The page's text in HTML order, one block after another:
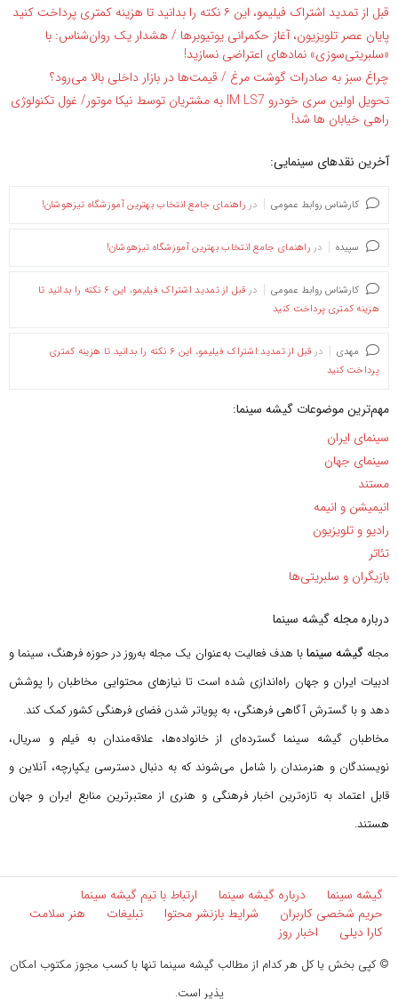
قبل از تمدید اشتراک فیلیمو، این ۶ نکته را بدانید تا هزینه کمتری پرداخت کنید
پایان عصر تلویزیون، آغاز حکمرانی یوتیوبرها / هشدار یک روان‌شناس: با
«سلبریتی‌سوزی» نمادهای اعتراضی نسازید!
چراغ سبز به صادرات گوشت مرغ / قیمت‌ها در بازار داخلی بالا می‌رود؟
تحویل اولین سری خودرو IM LS7 به مشتریان توسط نیکا موتور/ غول تکنولوژی
راهی خیابان ها شد!
آخرین نقدهای سینمایی:
کارشناس روابط عمومی در راهنمای جامع انتخاب بهترین آموزشگاه تیزهوشان!
سپیده در راهنمای جامع انتخاب بهترین آموزشگاه تیزهوشان!
کارشناس روابط عمومی در
قبل از تمدید اشتراک فیلیمو، این ۶ نکته را بدانید تا
هزینه کمتری پرداخت کنید
مهدی در
قبل از تمدید اشتراک فیلیمو، این ۶ نکته را بدانید تا هزینه کمتری
پرداخت کنید
مهم‌ترین موضوعات گیشه سینما:
سینمای ایران
سینمای جهان
مستند
انیمیشن و انیمه
رادیو و تلویزیون
تئاتر
بازیگران و سلبریتی‌ها
درباره مجله گیشه سینما
مجلهگیشه سینمابا هدف فعالیت به‌عنوان یک مجله به‌روز در حوزه فرهنگ، سینما و
ادبیات ایران و جهان راه‌اندازی شده است تا نیازهای محتوایی مخاطبان را پوشش
دهد و با گسترش آگاهی فرهنگی، به پویاتر شدن فضای فرهنگی کشور کمک کند.
مخاطبان گیشه سینما گسترده‌ای از خانواده‌ها، علاقه‌مندان به فیلم و سریال،
نویسندگان و هنرمندان را شامل می‌شوند که به دنبال دسترسی یکپارچه، آنلاین و
قابل اعتماد به تازه‌ترین اخبار فرهنگی و هنری از معتبرترین منابع ایران و جهان
هستند.
گیشه سینما درباره گیشه سینما
ارتباط با تیم گیشه سینما
حریم شخصی کاربران
شرایط بازنشر محتوا تبلیغات
هنر سلامت
کارا دیلی
اخبار روز
© کپی بخش یا کل هر کدام از مطالب گیشه سینما تنها با کسب مجوز مکتوب امکان
پذیر است.